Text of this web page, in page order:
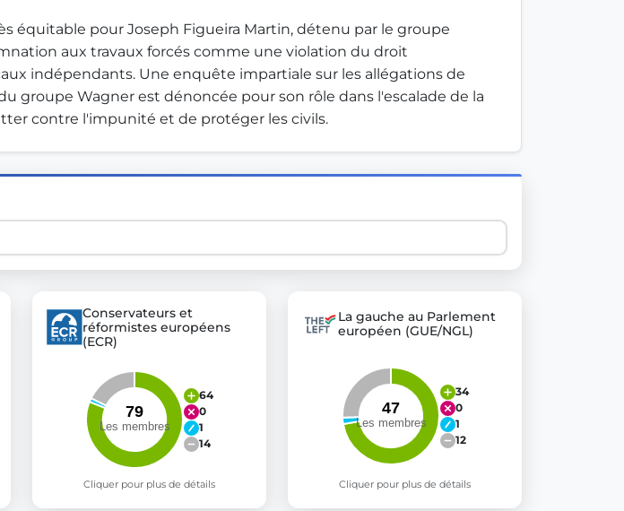
platforms, which lets citizens explore thousands of EU Parliament votes in a clear
équitable pour Joseph Figueira Martin, détenu par le groupe
aux travaux forcés comme une violation du droit
indépendants. Une enquête impartiale sur les allégations de
groupe Wagner est dénoncée pour son rôle dans l'escalade de la
contre l'impunité et de protéger les civils.
Conservateurs et
réformistes européens
(ECR)
64
0
1
14
Cliquer pour plus de détails
La gauche au Parlement
européen (GUE/NGL)
34
0
1
12
Cliquer pour plus de détails